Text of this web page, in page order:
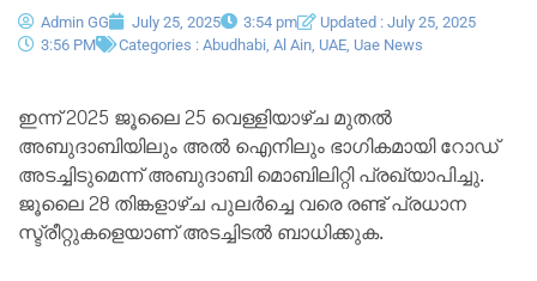
Admin GG July 25, 2025 3:54 pm
Updated : July 25, 2025
3:56 PM
Categories : Abudhabi Al Ain UAE Uae News
ഇന്ന് 2025 ജൂലൈ 25 വെള്ളിയാഴ്ച മുതൽ
അബുദാബിയിലും അൽ ഐനിലും ഭാഗികമായി റോഡ്
അടച്ചിടുമെന്ന് അബുദാബി മൊബിലിറ്റി പ്രഖ്യാപിച്ചു.
ജൂലൈ 28 തിങ്കളാഴ്ച പുലർച്ചെ വരെ രണ്ട് പ്രധാന
സ്ട്രീറ്റുകളെയാണ് അടച്ചിടൽ ബാധിക്കുക.